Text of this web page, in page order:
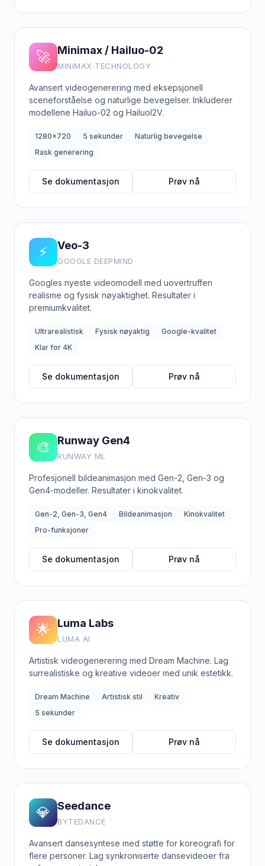
🚀 Minimax / Hailuo-02
MINIMAX TECHNOLOGY
Avansert videogenerering med eksepsjonell
sceneforståelse og naturlige bevegelser. Inkluderer
modellene Hailuo-02 og HailuoI2V.
1280x720 5 sekunder
Naturlig bevegelse
Rask generering
Se dokumentasjon Prøv nå
⚡ Veo-3
GOOGLE DEEPMIND
Googles nyeste videomodell med uovertruffen
realisme og fysisk nøyaktighet. Resultater i
premiumkvalitet.
Ultrarealistisk Fysisk nøyaktig
Google-kvalitet
Klar for 4K
Se dokumentasjon Prøv nå
🎨 Runway Gen4
RUNWAY ML
Profesjonell bildeanimasjon med Gen-2, Gen-3 og
Gen4-modeller. Resultater i kinokvalitet.
Gen-2, Gen-3, Gen4 Bildeanimasjon
Kinokvalitet
Pro-funksjoner
Se dokumentasjon Prøv nå
🌟 Luma Labs
LUMA AI
Artistisk videogenerering med Dream Machine. Lag
surrealistiske og kreative videoer med unik estetikk.
Dream Machine Artistisk stil
Kreativ
5 sekunder
Se dokumentasjon Prøv nå
💎 Seedance
BYTEDANCE
Avansert dansesyntese med støtte for koreografi for
flere personer. Lag synkroniserte dansevideoer fra